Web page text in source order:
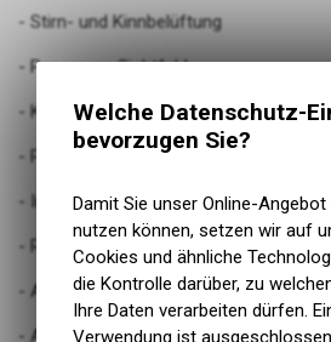
- Stirn- und Kinnbelüftung
- Panorama Sichtfeld
- Klares, kratzfestes
- Pinlock® vorbereitet
- Integrierte Sonnenblende (innen) zum
- Ratschenverschluss
- Austrennbares, waschbares
- Austrennbare, waschbare
Welche Datenschutz-
bevorzugen Sie?
Damit Sie unser Online-
nutzen können, setzen wir auf
Cookies und ähnliche
die Kontrolle darüber, zu
Ihre Daten verarbeiten dürfen.
Verwendung ist